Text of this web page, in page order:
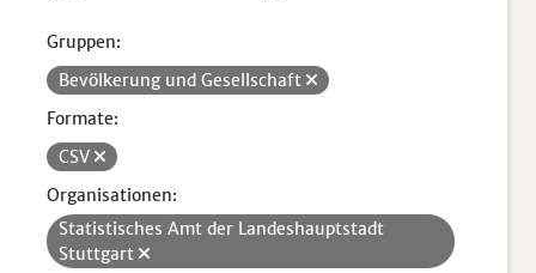
Gruppen:
Bevölkerung und Gesellschaft
Formate:
CSV
Organisationen:
Statistisches Amt der Landeshauptstadt
Stuttgart